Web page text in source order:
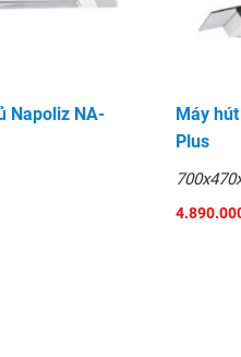
Napoliz NA-
Máy
Plus